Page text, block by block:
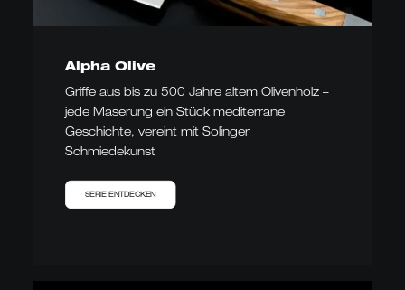
Alpha Olive
Griffe aus bis zu 500 Jahre altem Olivenholz –
jede Maserung ein Stück mediterrane
Geschichte, vereint mit Solinger
Schmiedekunst
SERIE ENTDECKEN